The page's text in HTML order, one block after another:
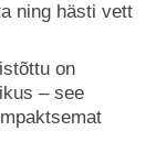
ning hästi vett
on
– see